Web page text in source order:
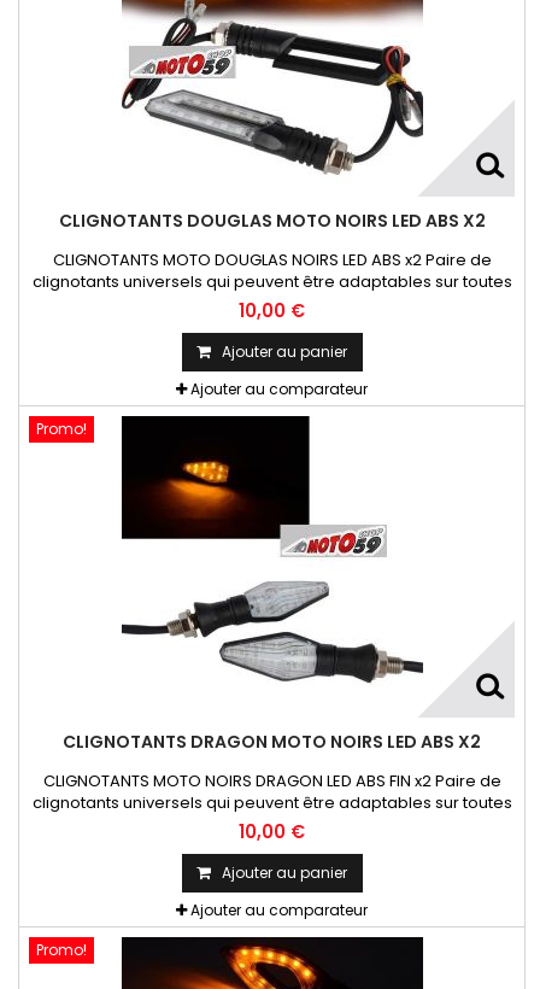
CLIGNOTANTS DOUGLAS MOTO NOIRS LED ABS X2
CLIGNOTANTS MOTO DOUGLAS NOIRS LED ABS x2 Paire de
clignotants universels qui peuvent être adaptables sur toutes
motos ou scooters
10,00 €
Ajouter au panier
Ajouter au comparateur
Promo!
CLIGNOTANTS DRAGON MOTO NOIRS LED ABS X2
CLIGNOTANTS MOTO NOIRS DRAGON LED ABS FIN x2 Paire de
clignotants universels qui peuvent être adaptables sur toutes
motos ou scooters
10,00 €
Ajouter au panier
Ajouter au comparateur
Promo!